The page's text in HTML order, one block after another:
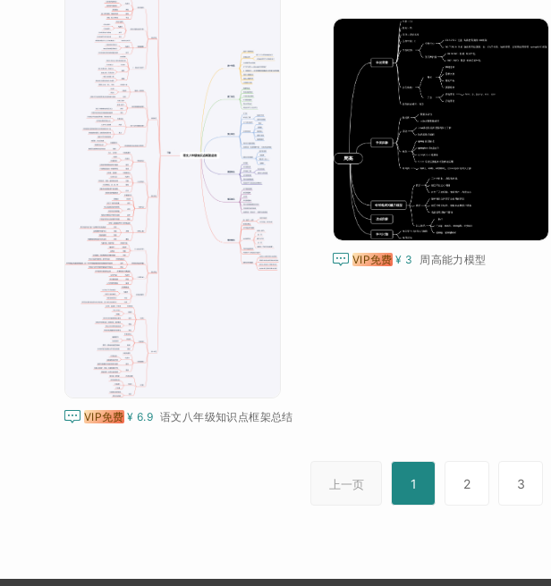
 VIP免费 ¥ 6.9 语文八年级知识点框架总结
 VIP免费 ¥ 3 周高能力模型
上一页 1 2 3